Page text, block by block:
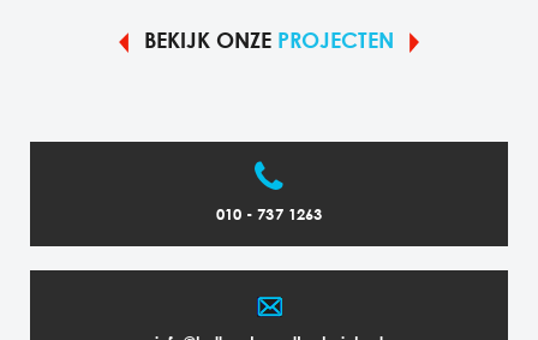
BEKIJK ONZE PROJECTEN
010 - 737 1263